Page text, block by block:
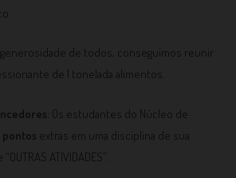
de todos, conseguimos reunir
de 1 tonelada alimentos.
Os estudantes do Núcleo de
pontos extras em uma disciplina de sua
ATIVIDADES”.